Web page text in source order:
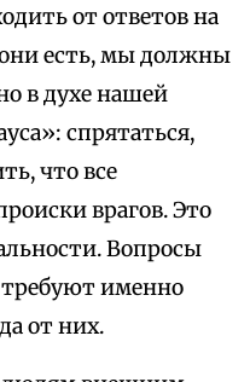
от ответов на
есть, мы должны
в духе нашей
спрятаться,
что все
врагов. Это
Вопросы
именно
от них.